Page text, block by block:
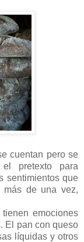
cuentan pero se
pretexto para
sentimientos que
de una vez,
emociones
El pan con queso
líquidas y otros